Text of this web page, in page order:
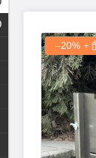
–20%